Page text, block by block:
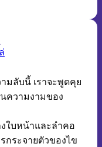
มลับนี้ เราจะพูดคุย
ความงามของ
ใบหน้าและลำคอ
กระจายตัวของไข